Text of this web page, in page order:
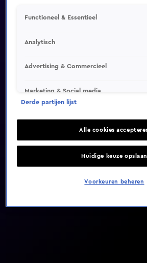
Video helaas niet
Functioneel & Essentieel
Analytisch
Advertising & Commercieel
Marketing & Social media
Derde partijen lijst
Alle cookies
Huidige keuze opslaan
Voorkeuren beheren